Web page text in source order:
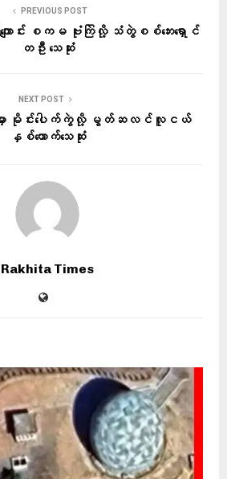
PREVIOUS POST
ကျောင်း စကမ ဗုံးကြဲလို့ သံတွဲစစ်ဘေးရှောင်
တဦး သေဆုံး
NEXT POST
းရွာမှာ မိုင်းပေါက်ကွဲလို့ မွတ်ဆလင်လူငယ်
နှစ်ယောက်သေဆုံး
Rakhita Times